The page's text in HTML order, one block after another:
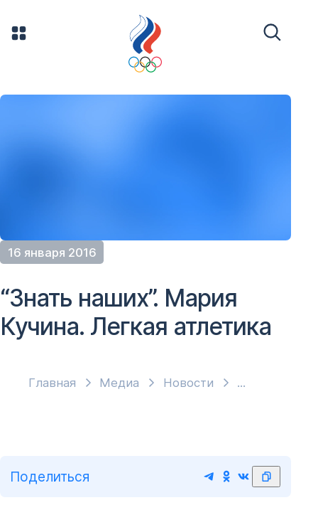
16 января 2016
Главная Медиа Новости
“Знать наших”. Мария
Кучина. Легкая атлетика
Поделиться